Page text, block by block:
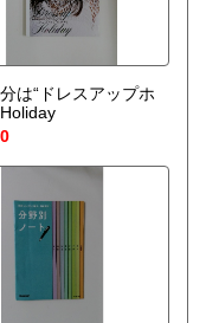
は“ドレスアップホ